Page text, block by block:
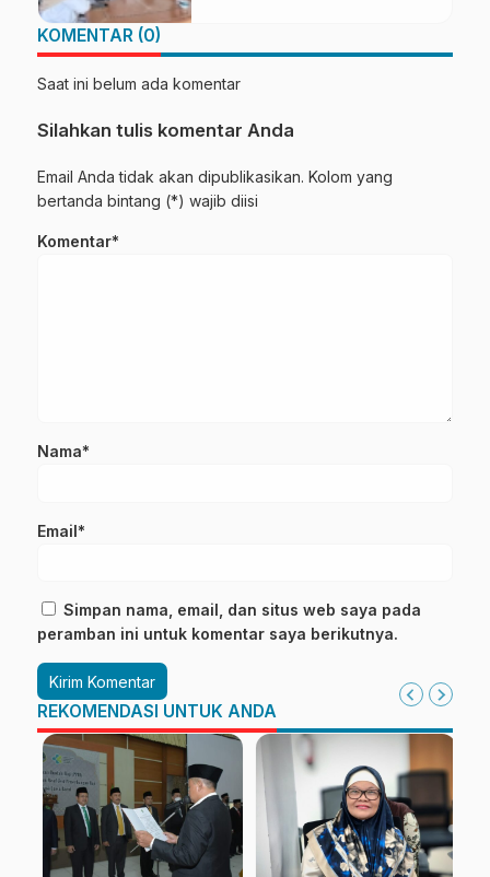
KOMENTAR (0)
Saat ini belum ada komentar
Silahkan tulis komentar Anda
Email Anda tidak akan dipublikasikan. Kolom yang
bertanda bintang (*) wajib diisi
Komentar*
Nama*
Email*
Simpan nama, email, dan situs web saya pada
peramban ini untuk komentar saya berikutnya.
REKOMENDASI UNTUK ANDA